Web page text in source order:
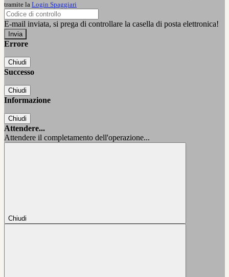
tramite la Login Spaggiari
E-mail inviata, si prega di controllare la casella di posta elettronica!
Errore
Chiudi
Successo
Chiudi
Informazione
Chiudi
Attendere...
Attendere il completamento dell'operazione...
Chiudi